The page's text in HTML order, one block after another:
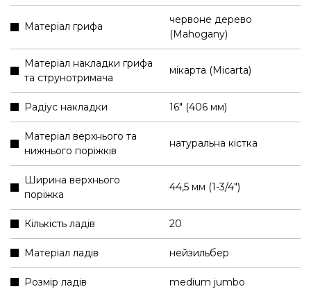
Матеріал грифа
червоне дерево
(Mahogany)
Матеріал накладки грифа
та струнотримача
мікарта (Micarta)
Радіус накладки 16" (406 мм)
Матеріал верхнього та
нижнього поріжків
натуральна кістка
Ширина верхнього
поріжка
44,5 мм (1-3/4″)
Кількість ладів 20
Матеріал ладів нейзильбер
Розмір ладів medium jumbo